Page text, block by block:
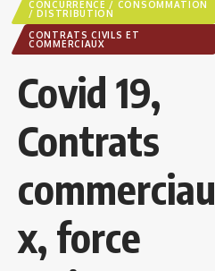
CONCURRENCE / CONSOMMATION
/ DISTRIBUTION
CONTRATS CIVILS ET
COMMERCIAUX
Covid 19,
Contrats
commerciau
x, force